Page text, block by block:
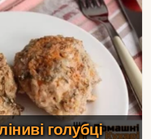
голубці